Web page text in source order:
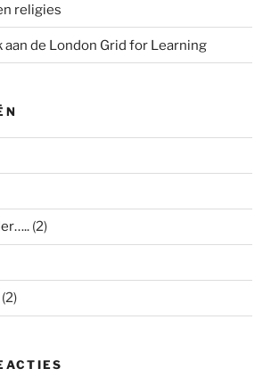
religies
aan de London Grid for Learning
(2)
(2)